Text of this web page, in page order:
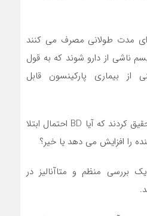
مدت طولانی مصرف می کنند
ناشی از دارو شوند که به قول
از بیماری پارکینسون قابل
اخیراً، گروهی از محققان تحقیق کردند که آیا BD احتمال ابتلا
را افزایش می دهد یا خیر؟
بررسی منظم و متاآنالیز در